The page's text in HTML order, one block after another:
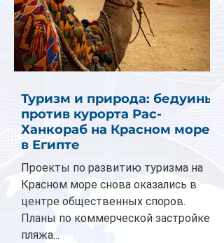
Туризм и природа: бедуины
против курорта Рас-
Ханкораб на Красном море
в Египте
Проекты по развитию туризма на
Красном море снова оказались в
центре общественных споров.
Планы по коммерческой застройке
пляжа...